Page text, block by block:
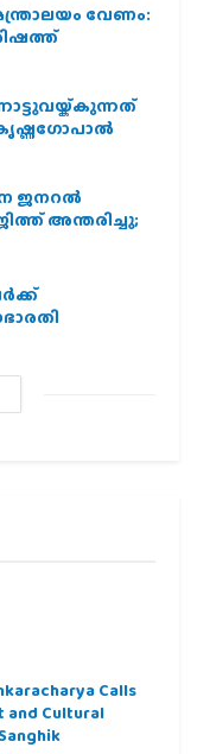
വേണം:
ജനറൽ
അന്തരിച്ചു;
Calls
Cultural